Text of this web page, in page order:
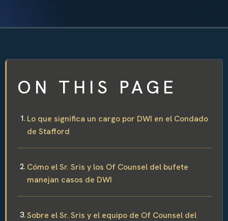
ON THIS PAGE
Lo que significa un cargo por DWI en el Condado
de Stafford
Cómo el Sr. Sris y los Of Counsel del bufete
manejan casos de DWI
Sobre el Sr. Sris y el equipo de Of Counsel del